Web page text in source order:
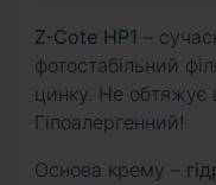
Z-Cote HP1 –
фотостабільний
цинку. Не обтяжує
Гіпоалергенний!
Основа крему –